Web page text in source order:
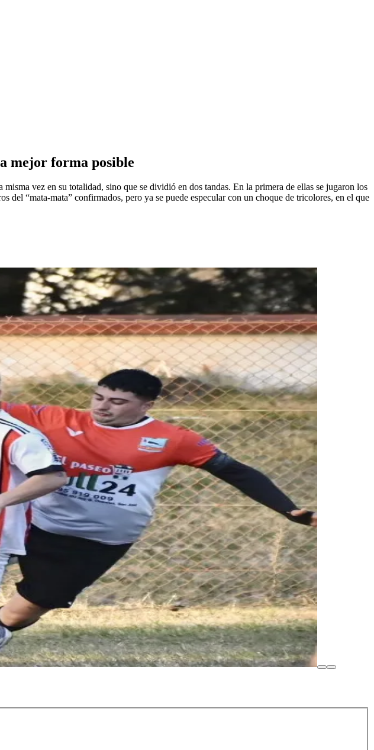
mejor forma posible
vez en su totalidad, sino que se dividió en dos tandas. En la primera de ellas se jugaron los
“mata-mata” confirmados, pero ya se puede especular con un choque de tricolores, en el que